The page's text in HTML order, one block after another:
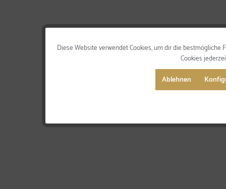
Diese Website verwendet Cookies, um dir die bestmögliche
Cookies
Ablehnen